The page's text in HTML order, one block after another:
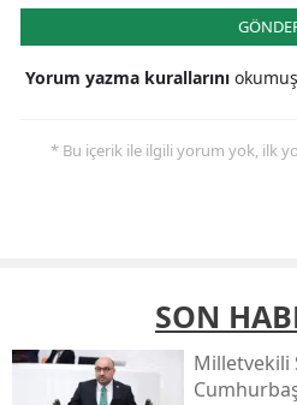
Yorum yazma kurallarını
* Bu içerik ile ilgili yorum yok, ilk
SON
Milletvekili